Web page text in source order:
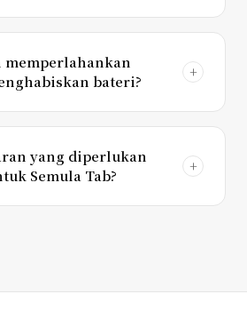
memperlahankan
bateri?
yang diperlukan
Semula Tab?